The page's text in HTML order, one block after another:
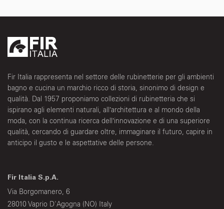
Fir Italia rappresenta nel settore delle rubinetterie per gli ambienti
bagno e cucina un marchio ricco di storia, sinonimo di design e
qualità. Dal 1957 proponiamo collezioni di rubinetteria che si
ispirano agli elementi naturali, all’architettura e al mondo della
moda, con la continua ricerca dell’innovazione e di una superiore
qualità, cercando di guardare oltre, immaginare il futuro, capire in
anticipo il gusto e le aspettative delle persone.
Fir Italia S.p.A.
Via Borgomanero, 6
28010 Vaprio D'Agogna (NO) Italy